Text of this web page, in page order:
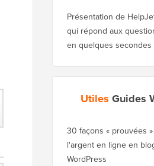
Présentation de
qui répond aux
en quelques secondes
Utiles Guides
30 façons « prouvées
l'argent en ligne en
WordPress